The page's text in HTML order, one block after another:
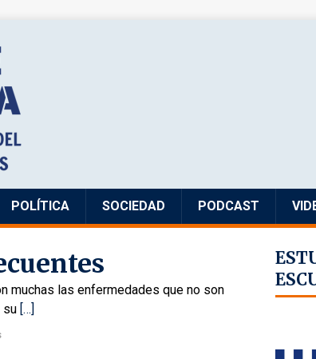
POLÍTICA SOCIEDAD PODCAST
muchas las enfermedades que no son
su […]